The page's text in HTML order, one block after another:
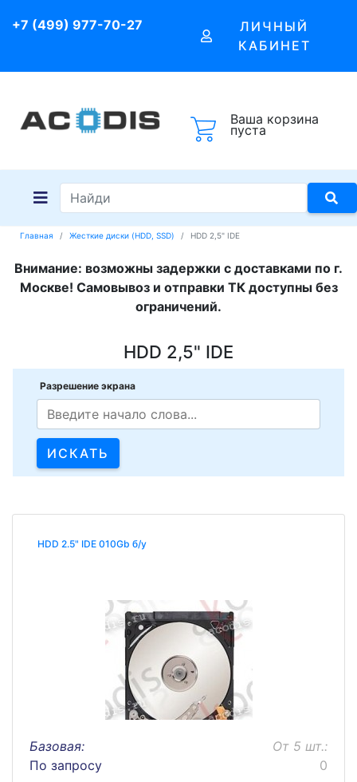
+7 (499) 977-70-27
ЛИЧНЫЙ
КАБИНЕТ
Ваша корзина
пуста
Главная Жесткие диски (HDD, SSD) HDD 2,5" IDE
Внимание: возможны задержки с доставками по г.
Москве! Самовывоз и отправки ТК доступны без
ограничений.
HDD 2,5" IDE
Разрешение экрана
HDD 2.5" IDE 010Gb б/у
Базовая:
По запросу
От 5 шт.:
0